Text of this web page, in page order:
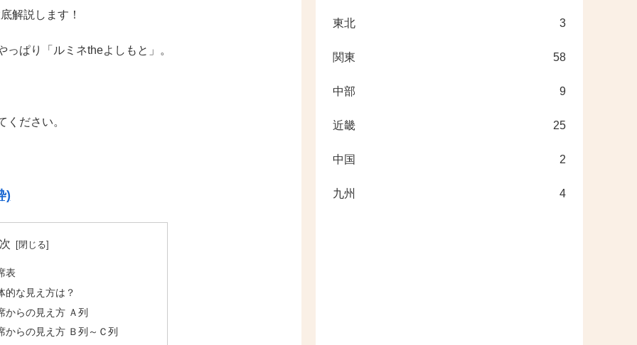
解説します！
ぱり「ルミネtheよしもと」。
ださい。
)
表
的な見え方は？
からの見え方 Ａ列
からの見え方 Ｂ列～Ｃ列
東北 3
関東 58
中部 9
近畿 25
中国 2
九州 4